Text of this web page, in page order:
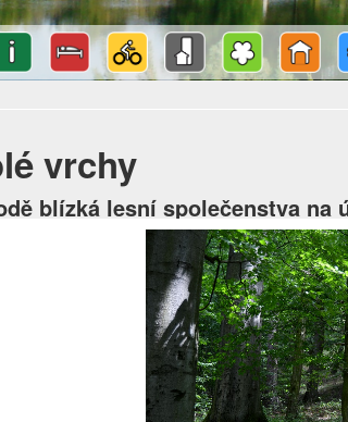
vrchy
blízká lesní společenstva na